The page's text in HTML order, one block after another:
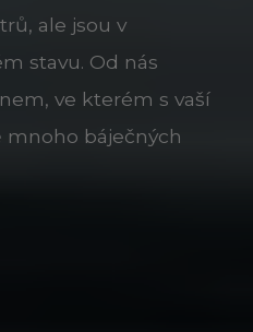
ale jsou v
stavu. Od nás
ve kterém s vaší
mnoho báječných